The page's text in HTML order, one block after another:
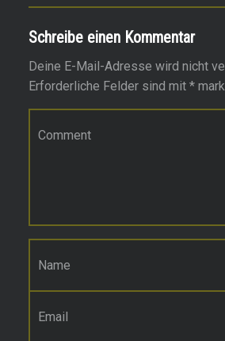
Schreibe einen Kommentar
Deine E-Mail-Adresse wird nicht
Erforderliche Felder sind mit *
Name
*